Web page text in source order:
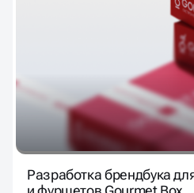
Разработка брендбука